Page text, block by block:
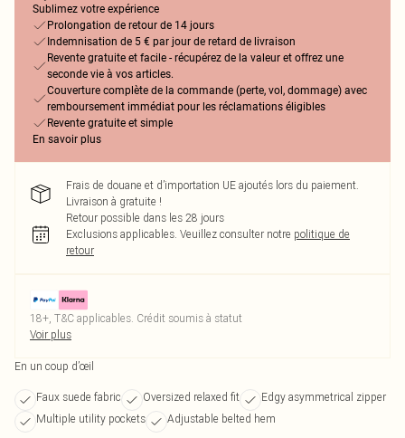
Sublimez votre expérience
Prolongation de retour de 14 jours
Indemnisation de 5 € par jour de retard de livraison
Revente gratuite et facile - récupérez de la valeur et offrez une
seconde vie à vos articles.
Couverture complète de la commande (perte, vol, dommage) avec
remboursement immédiat pour les réclamations éligibles
Revente gratuite et simple
En savoir plus
Frais de douane et d’importation UE ajoutés lors du paiement.
Livraison à gratuite !
Retour possible dans les 28 jours
Exclusions applicables. Veuillez consulter notre politique de
retour
18+, T&C applicables. Crédit soumis à statut
Voir plus
En un coup d’œil
Faux suede fabric Oversized relaxed fit
Edgy asymmetrical zipper
Multiple utility pockets
Adjustable belted hem